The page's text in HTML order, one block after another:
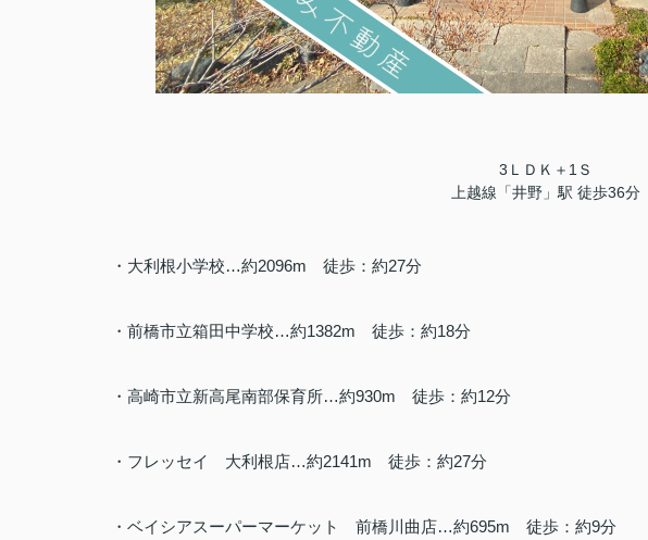
3ＬＤＫ＋1Ｓ
上越線「井野」駅 徒歩36分
・大利根小学校…約2096m 徒歩：約27分
・前橋市立箱田中学校…約1382m 徒歩：約18分
・高崎市立新高尾南部保育所…約930m 徒歩：約12分
・フレッセイ 大利根店…約2141m 徒歩：約27分
・ベイシアスーパーマーケット 前橋川曲店…約695m 徒歩：約9分